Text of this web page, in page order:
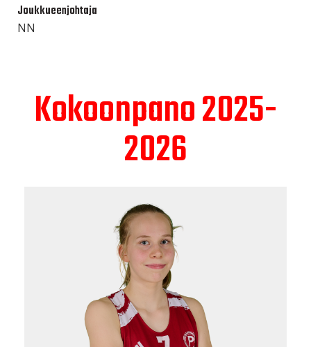
Joukkueenjohtaja
NN
Kokoonpano 2025-
2026